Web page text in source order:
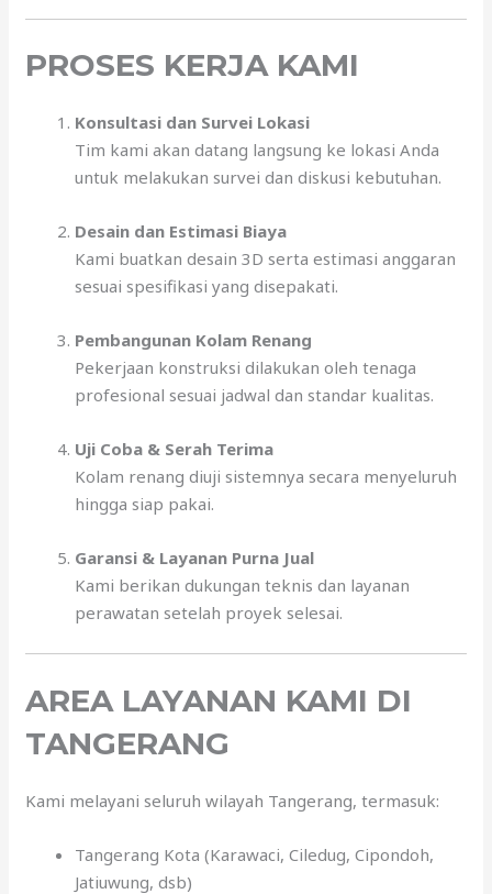
PROSES KERJA KAMI
Konsultasi dan Survei Lokasi
Tim kami akan datang langsung ke lokasi Anda
untuk melakukan survei dan diskusi kebutuhan.
Desain dan Estimasi Biaya
Kami buatkan desain 3D serta estimasi anggaran
sesuai spesifikasi yang disepakati.
Pembangunan Kolam Renang
Pekerjaan konstruksi dilakukan oleh tenaga
profesional sesuai jadwal dan standar kualitas.
Uji Coba & Serah Terima
Kolam renang diuji sistemnya secara menyeluruh
hingga siap pakai.
Garansi & Layanan Purna Jual
Kami berikan dukungan teknis dan layanan
perawatan setelah proyek selesai.
AREA LAYANAN KAMI DI
TANGERANG
Kami melayani seluruh wilayah Tangerang, termasuk:
Tangerang Kota (Karawaci, Ciledug, Cipondoh,
Jatiuwung, dsb)